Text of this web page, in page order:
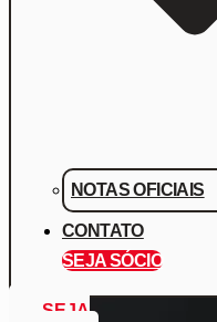
NOTAS OFICIAIS
CONTATO
SEJA SÓCIO
SEJA